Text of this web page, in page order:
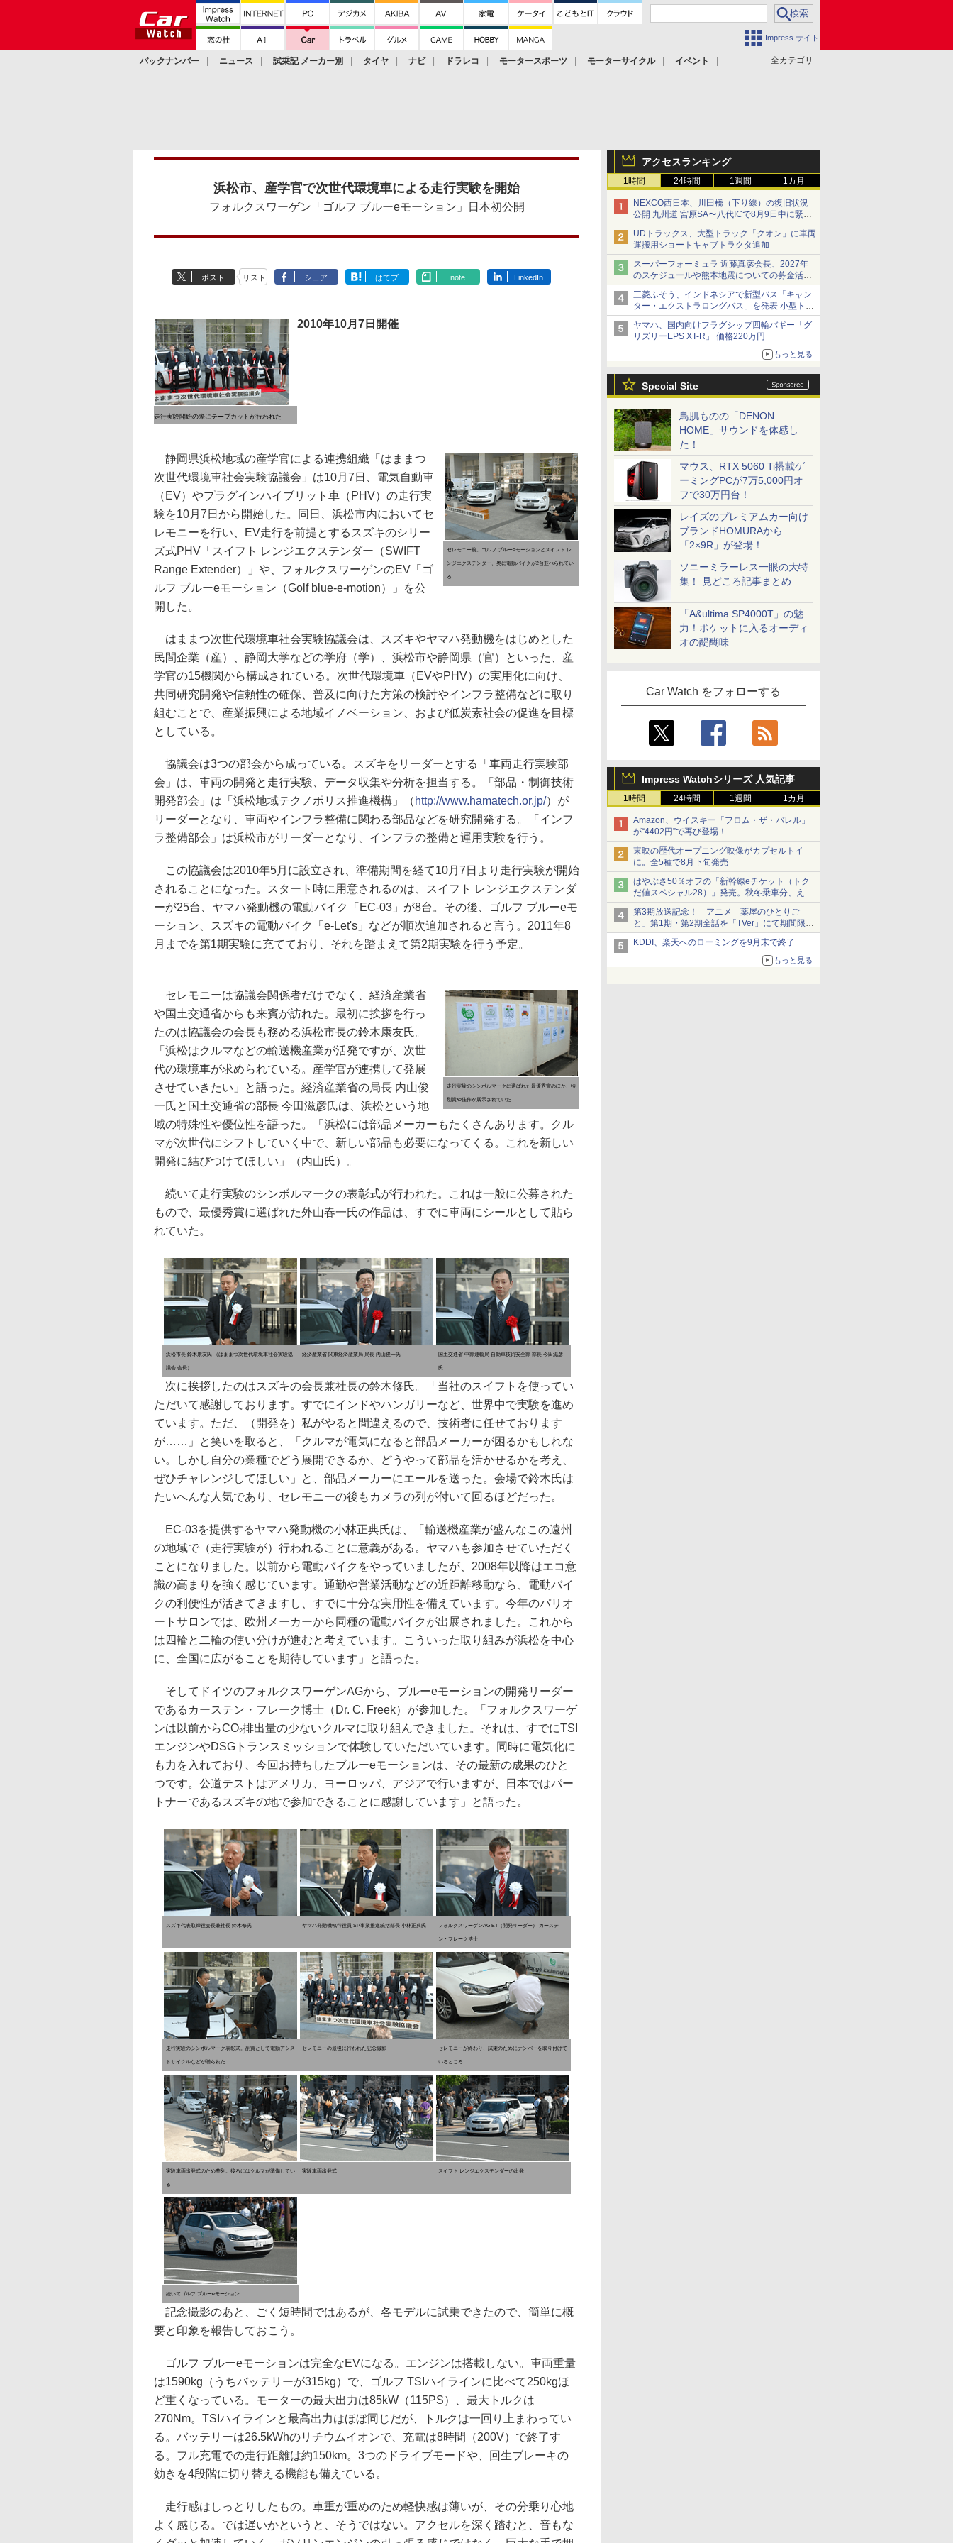
Impress サイト
全カテゴリ
バックナンバー ニュース 試乗記 メーカー別 タイヤ ナビ ドラレコ モータースポーツ モーターサイクル
イベント
アクセスランキング
1時間 24時間 1週間 1カ月
NEXCO西日本、川田橋（下り線）の復旧状況
公開 九州道 宮原SA〜八代ICで8月9日中に緊急
車両を通行可能に
UDトラックス、大型トラック「クオン」に車両
運搬用ショートキャブトラクタ追加
スーパーフォーミュラ 近藤真彦会長、2027年
のスケジュールや熊本地震についての募金活動
を紹介
三菱ふそう、インドネシアで新型バス「キャン
ター・エクストラロングバス」を発表 小型トラ
ックベースの観光・旅客輸送向けバス
ヤマハ、国内向けフラグシップ四輪バギー「グ
リズリーEPS XT-R」 価格220万円
もっと見る
Special Site
鳥肌ものの「DENON
HOME」サウンドを体感し
た！
マウス、RTX 5060 Ti搭載ゲ
ーミングPCが7万5,000円オ
フで30万円台！
レイズのプレミアムカー向け
ブランドHOMURAから
「2×9R」が登場！
ソニーミラーレス一眼の大特
集！ 見どころ記事まとめ
「A&ultima SP4000T」の魅
力！ポケットに入るオーディ
オの醍醐味
Car Watch をフォローする
Impress Watchシリーズ 人気記事
1時間 24時間 1週間 1カ月
Amazon、ウイスキー「フロム・ザ・バレル」
が“4402円”で再び登場！
東映の歴代オープニング映像がカプセルトイ
に。全5種で8月下旬発売
はやぶさ50％オフの「新幹線eチケット（トク
だ値スペシャル28）」発売。秋冬乗車分、えき
ねっと限定
第3期放送記念！ アニメ「薬屋のひとりご
と」第1期・第2期全話を「TVer」にて期間限定
で順次無料配信開始
KDDI、楽天へのローミングを9月末で終了
もっと見る
浜松市、産学官で次世代環境車による走行実験を開始
フォルクスワーゲン「ゴルフ ブルーeモーション」日本初公開
ポスト リスト シェア はてブ note LinkedIn
走行実験開始の際にテープカットが行われた
2010年10月7日開催
セレモニー前。ゴルフ ブルーeモーションとスイフト レ
ンジエクステンダー、奥に電動バイクが2台並べられてい
る
静岡県浜松地域の産学官による連携組織「はままつ
次世代環境車社会実験協議会」は10月7日、電気自動車
（EV）やプラグインハイブリット車（PHV）の走行実
験を10月7日から開始した。同日、浜松市内においてセ
レモニーを行い、EV走行を前提とするスズキのシリー
ズ式PHV「スイフト レンジエクステンダー（SWIFT
Range Extender）」や、フォルクスワーゲンのEV「ゴ
ルフ ブルーeモーション（Golf blue-e-motion）」を公
開した。
はままつ次世代環境車社会実験協議会は、スズキやヤマハ発動機をはじめとした
民間企業（産）、静岡大学などの学府（学）、浜松市や静岡県（官）といった、産
学官の15機関から構成されている。次世代環境車（EVやPHV）の実用化に向け、
共同研究開発や信頼性の確保、普及に向けた方策の検討やインフラ整備などに取り
組むことで、産業振興による地域イノベーション、および低炭素社会の促進を目標
としている。
協議会は3つの部会から成っている。スズキをリーダーとする「車両走行実験部
会」は、車両の開発と走行実験、データ収集や分析を担当する。「部品・制御技術
開発部会」は「浜松地域テクノポリス推進機構」（ http://www.hamatech.or.jp/）が
リーダーとなり、車両やインフラ整備に関わる部品などを研究開発する。「インフ
ラ整備部会」は浜松市がリーダーとなり、インフラの整備と運用実験を行う。
この協議会は2010年5月に設立され、準備期間を経て10月7日より走行実験が開始
されることになった。スタート時に用意されるのは、スイフト レンジエクステンダ
ーが25台、ヤマハ発動機の電動バイク「EC-03」が8台。その後、ゴルフ ブルーeモ
ーション、スズキの電動バイク「e-Let's」などが順次追加されると言う。2011年8
月までを第1期実験に充てており、それを踏まえて第2期実験を行う予定。
走行実験のシンボルマークに選ばれた最優秀賞のほか、特
別賞や佳作が展示されていた
セレモニーは協議会関係者だけでなく、経済産業省
や国土交通省からも来賓が訪れた。最初に挨拶を行っ
たのは協議会の会長も務める浜松市長の鈴木康友氏。
「浜松はクルマなどの輸送機産業が活発ですが、次世
代の環境車が求められている。産学官が連携して発展
させていきたい」と語った。経済産業省の局長 内山俊
一氏と国土交通省の部長 今田滋彦氏は、浜松という地
域の特殊性や優位性を語った。「浜松には部品メーカーもたくさんあります。クル
マが次世代にシフトしていく中で、新しい部品も必要になってくる。これを新しい
開発に結びつけてほしい」（内山氏）。
続いて走行実験のシンボルマークの表彰式が行われた。これは一般に公募された
もので、最優秀賞に選ばれた外山春一氏の作品は、すでに車両にシールとして貼ら
れていた。
浜松市長 鈴木康友氏 （はままつ次世代環境車社会実験協
議会 会長）
経済産業省 関東経済産業局 局長 内山俊一氏 国土交通省 中部運輸局 自動車技術安全部 部長 今田滋彦
氏
次に挨拶したのはスズキの会長兼社長の鈴木修氏。「当社のスイフトを使ってい
ただいて感謝しております。すでにインドやハンガリーなど、世界中で実験を進め
ています。ただ、（開発を）私がやると間違えるので、技術者に任せております
が……」と笑いを取ると、「クルマが電気になると部品メーカーが困るかもしれな
い。しかし自分の業種でどう展開できるか、どうやって部品を活かせるかを考え、
ぜひチャレンジしてほしい」と、部品メーカーにエールを送った。会場で鈴木氏は
たいへんな人気であり、セレモニーの後もカメラの列が付いて回るほどだった。
EC-03を提供するヤマハ発動機の小林正典氏は、「輸送機産業が盛んなこの遠州
の地域で（走行実験が）行われることに意義がある。ヤマハも参加させていただく
ことになりました。以前から電動バイクをやっていましたが、2008年以降はエコ意
識の高まりを強く感じています。通勤や営業活動などの近距離移動なら、電動バイ
クの利便性が活きてきますし、すでに十分な実用性を備えています。今年のパリオ
ートサロンでは、欧州メーカーから同種の電動バイクが出展されました。これから
は四輪と二輪の使い分けが進むと考えています。こういった取り組みが浜松を中心
に、全国に広がることを期待しています」と語った。
そしてドイツのフォルクスワーゲンAGから、ブルーeモーションの開発リーダー
であるカーステン・フレーク博士（Dr. C. Freek）が参加した。「フォルクスワーゲ
ンは以前からCO2排出量の少ないクルマに取り組んできました。それは、すでにTSI
エンジンやDSGトランスミッションで体験していただいています。同時に電気化に
も力を入れており、今回お持ちしたブルーeモーションは、その最新の成果のひと
つです。公道テストはアメリカ、ヨーロッパ、アジアで行いますが、日本ではパー
トナーであるスズキの地で参加できることに感謝しています」と語った。
スズキ代表取締役会長兼社長 鈴木修氏 ヤマハ発動機執行役員 SP事業推進統括部長 小林正典氏 フォルクスワーゲンAG ET（開発リーダー） カーステ
ン・フレーク博士
走行実験のシンボルマーク表彰式。副賞として電動アシス
トサイクルなどが贈られた
セレモニーの最後に行われた記念撮影 セレモニーが終わり、試乗のためにナンバーを取り付けて
いるところ
実験車両出発式のため整列。後ろにはクルマが準備してい
る
実験車両出発式 スイフト レンジエクステンダーの出発
続いてゴルフ ブルーeモーション
記念撮影のあと、ごく短時間ではあるが、各モデルに試乗できたので、簡単に概
要と印象を報告しておこう。
ゴルフ ブルーeモーションは完全なEVになる。エンジンは搭載しない。車両重量
は1590kg（うちバッテリーが315kg）で、ゴルフ TSIハイラインに比べて250kgほ
ど重くなっている。モーターの最大出力は85kW（115PS）、最大トルクは
270Nm。TSIハイラインと最高出力はほぼ同じだが、トルクは一回り上まわってい
る。バッテリーは26.5kWhのリチウムイオンで、充電は8時間（200V）で終了す
る。フル充電での走行距離は約150km。3つのドライブモードや、回生ブレーキの
効きを4段階に切り替える機能も備えている。
走行感はしっとりしたもの。車重が重めのため軽快感は薄いが、その分乗り心地
よく感じる。では遅いかというと、そうではない。アクセルを深く踏むと、音もな